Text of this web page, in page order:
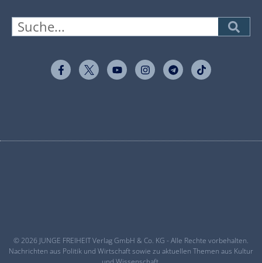
© 2026 JUNGE FREIHEIT Verlag GmbH & Co. KG - Alle Rechte vorbehalten.
Nachrichten aus Politik und Wirtschaft sowie zu aktuellen Themen aus Kultur